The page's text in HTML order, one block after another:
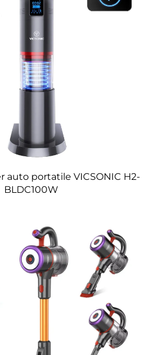
auto portatile VICSONIC H2-
BLDC100W